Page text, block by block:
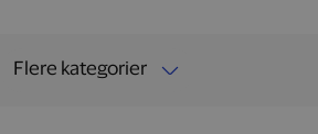
Flere kategorier